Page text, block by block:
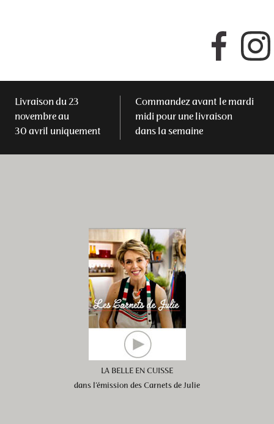
Facebook
Livraison du 23
novembre au
30 avril uniquement
Commandez avant le mardi
midi pour une livraison
dans la semaine
LA BELLE EN CUISSE
dans l’émission des Carnets de Julie